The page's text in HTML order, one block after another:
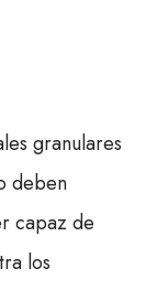
granulares
deben
capaz de
los